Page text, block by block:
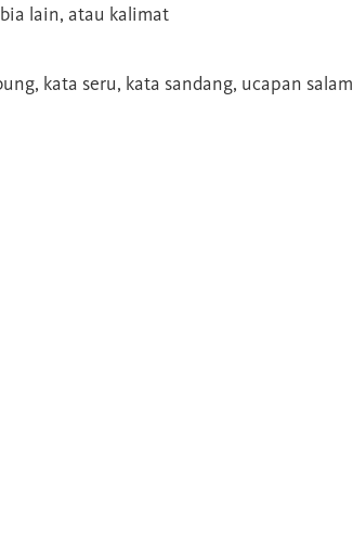
lain, atau kalimat
kata seru, kata sandang, ucapan salam